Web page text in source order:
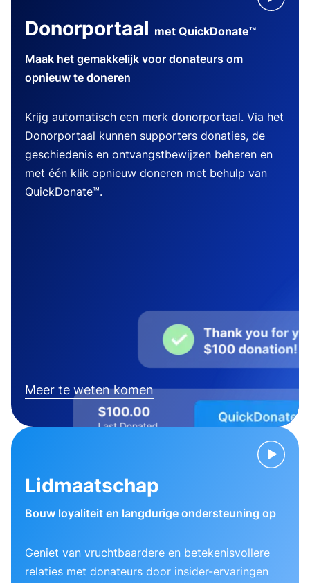
Donorportaal met QuickDonate™
Maak het gemakkelijk voor donateurs om
opnieuw te doneren
Krijg automatisch een merk donorportaal. Via het
Donorportaal kunnen supporters donaties, de
geschiedenis en ontvangstbewijzen beheren en
met één klik opnieuw doneren met behulp van
QuickDonate™.
Meer te weten komen
Lidmaatschap
Bouw loyaliteit en langdurige ondersteuning op
Geniet van vruchtbaardere en betekenisvollere
relaties met donateurs door insider-ervaringen